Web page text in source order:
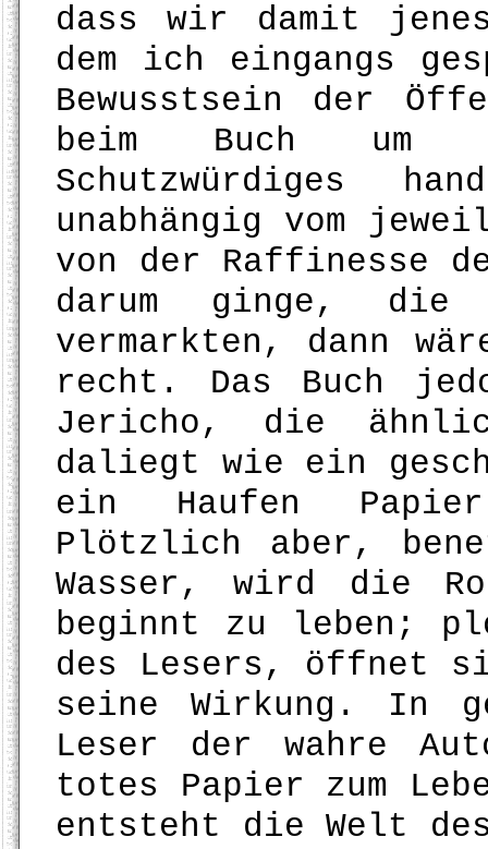
dass wir damit
dem ich eingangs
Bewusstsein der
beim Buch um
Schutzwürdiges
unabhängig vom
von der Raffinesse
darum ginge, die
vermarkten, dann
recht. Das Buch
Jericho, die
daliegt wie ein
ein Haufen
Plötzlich aber,
Wasser, wird die
beginnt zu leben;
des Lesers, öffnet
seine Wirkung. In
Leser der wahre
totes Papier zum
entsteht die Welt